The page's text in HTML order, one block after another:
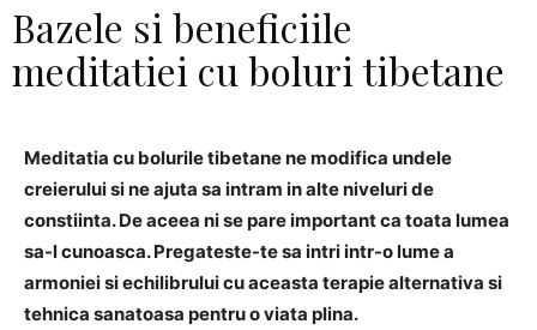
Bazele si beneficiile
meditatiei cu boluri tibetane
Meditatia cu bolurile tibetane ne modifica undele
creierului si ne ajuta sa intram in alte niveluri de
constiinta. De aceea ni se pare important ca toata lumea
sa-l cunoasca. Pregateste-te sa intri intr-o lume a
armoniei si echilibrului cu aceasta terapie alternativa si
tehnica sanatoasa pentru o viata plina.